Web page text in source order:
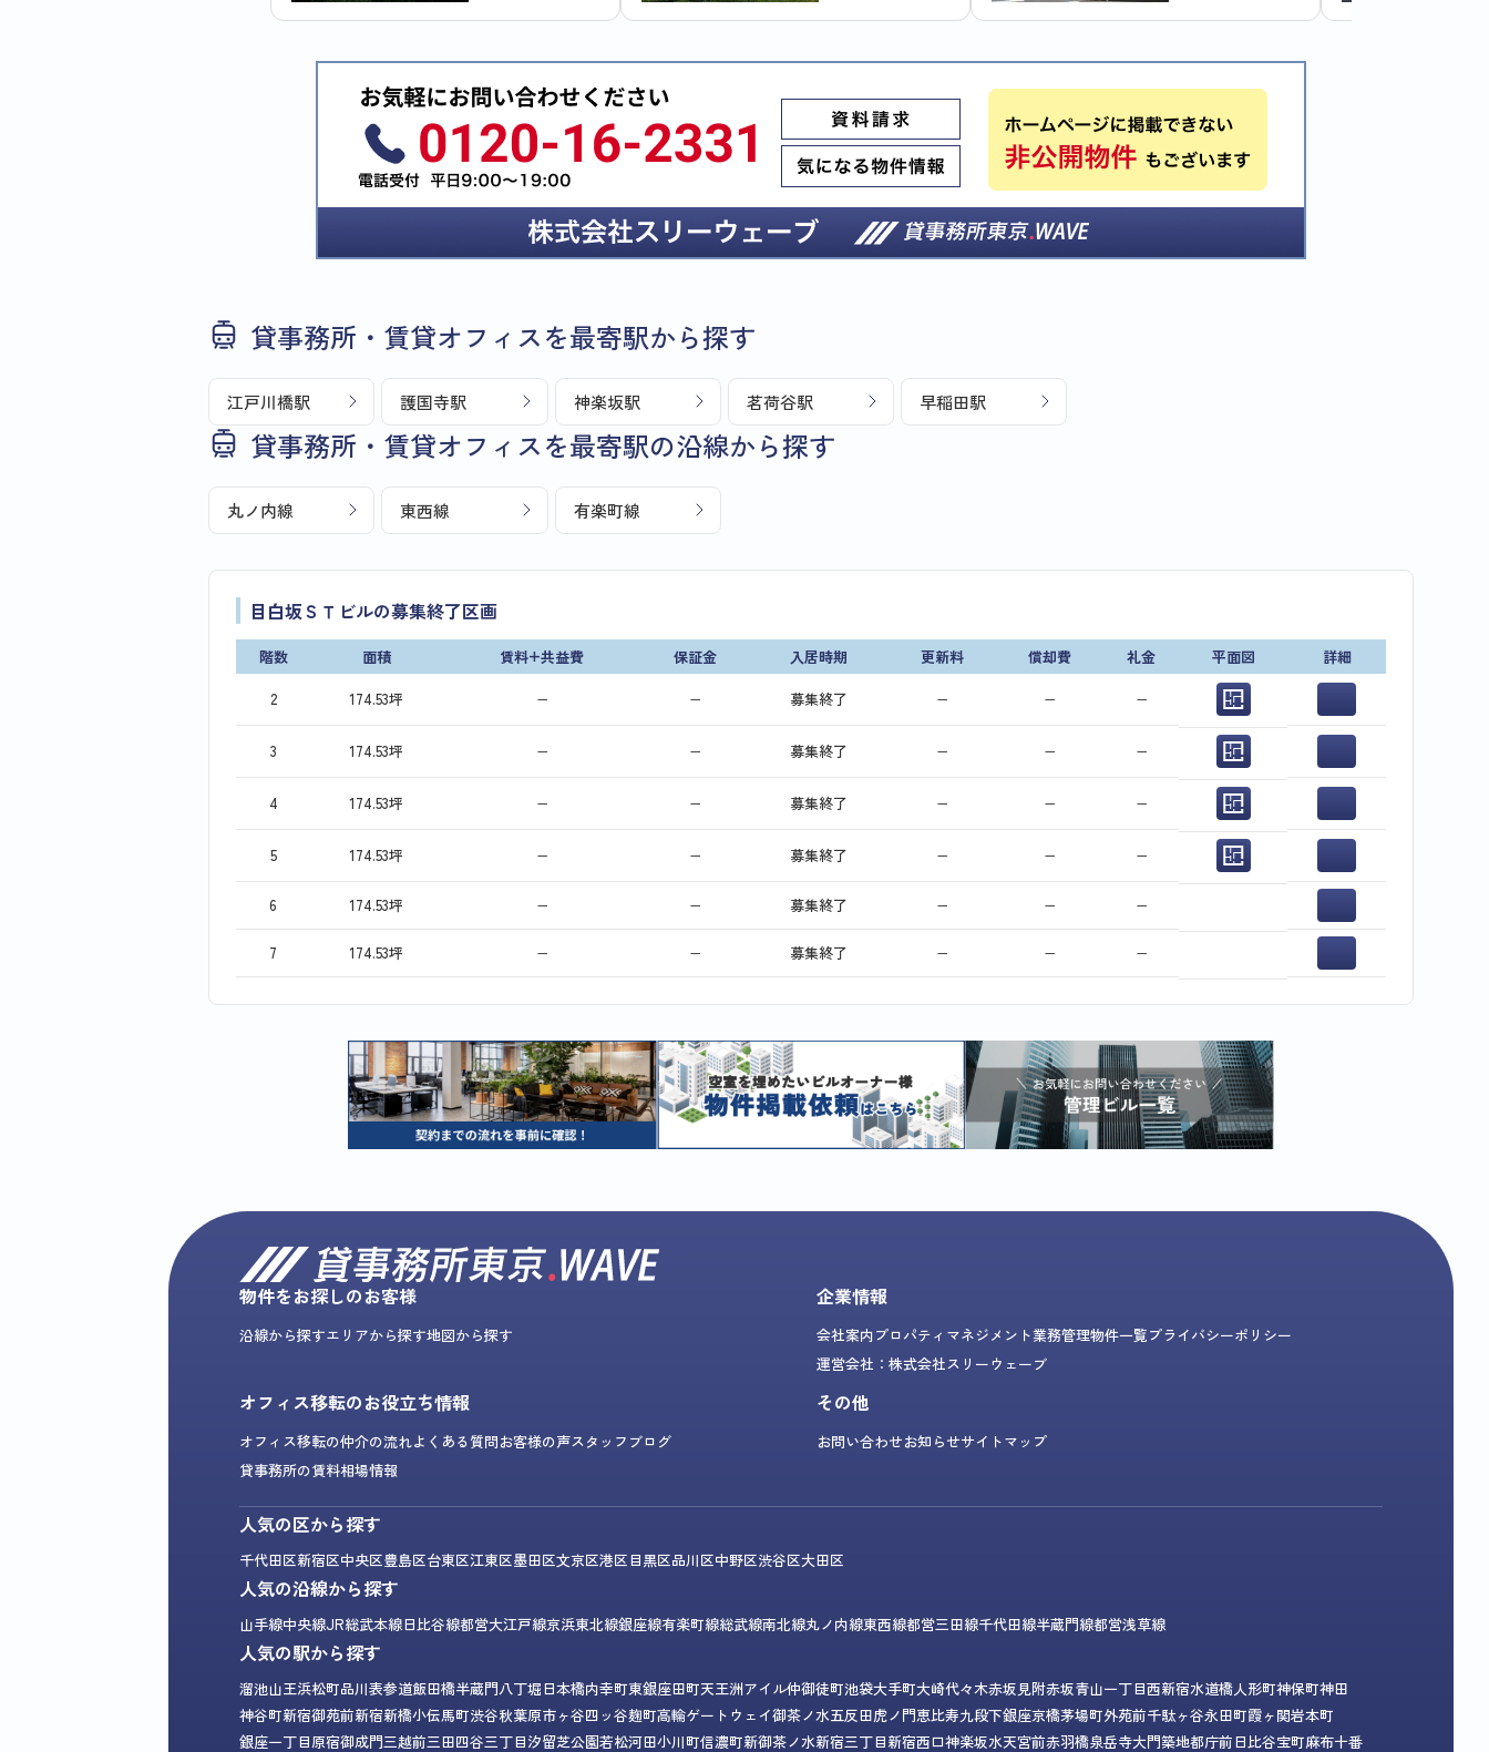
貸事務所・賃貸オフィスを最寄駅から探す
江戸川橋駅 護国寺駅 神楽坂駅 茗荷谷駅 早稲田駅
貸事務所・賃貸オフィスを最寄駅の沿線から探す
丸ノ内線 東西線 有楽町線
目白坂ＳＴビルの募集終了区画
階数 面積 賃料+共益費 保証金 入居時期 更新料 償却費 礼金 平面図
詳細
2
174.53坪 − − 募集終了 − − −
3 174.53坪 − − 募集終了 − − −
4 174.53坪 − − 募集終了 − − −
5 174.53坪 − − 募集終了 − − −
6 174.53坪 − − 募集終了 − − −
7 174.53坪 − − 募集終了 − − −
物件をお探しのお客様
沿線から探すエリアから探す地図から探す
企業情報
会社案内プロパティマネジメント業務管理物件一覧プライバシーポリシー
運営会社：株式会社スリーウェーブ
オフィス移転のお役立ち情報
オフィス移転の仲介の流れよくある質問お客様の声スタッフブログ
貸事務所の賃料相場情報
その他
お問い合わせお知らせサイトマップ
人気の区から探す
千代田区新宿区中央区豊島区台東区江東区墨田区文京区港区目黒区品川区中野区渋谷区大田区
人気の沿線から探す
山手線中央線JR総武本線日比谷線都営大江戸線京浜東北線銀座線有楽町線総武線南北線丸ノ内線東西線都営三田線千代田線半蔵門線都営浅草線
人気の駅から探す
溜池山王浜松町品川表参道飯田橋半蔵門八丁堀日本橋内幸町東銀座田町天王洲アイル仲御徒町池袋大手町大崎代々木赤坂見附赤坂青山一丁目西新宿水道橋人形町神保町神田
神谷町新宿御苑前新宿新橋小伝馬町渋谷秋葉原市ヶ谷四ッ谷麹町高輪ゲートウェイ御茶ノ水五反田虎ノ門恵比寿九段下銀座京橋茅場町外苑前千駄ヶ谷永田町霞ヶ関岩本町
銀座一丁目原宿御成門三越前三田四谷三丁目汐留芝公園若松河田小川町信濃町新御茶ノ水新宿三丁目新宿西口神楽坂水天宮前赤羽橋泉岳寺大門築地都庁前日比谷宝町麻布十番